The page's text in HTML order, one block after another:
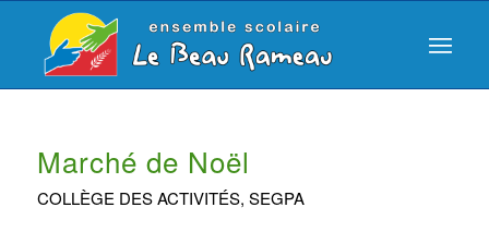
Marché de Noël
COLLÈGE DES ACTIVITÉS, SEGPA